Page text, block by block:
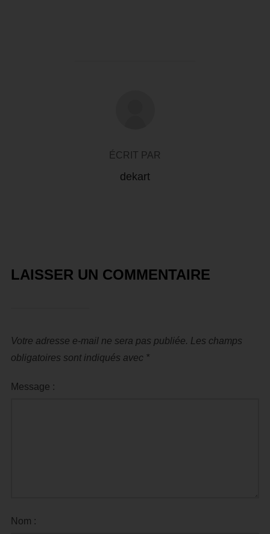
ÉCRIT PAR
dekart
LAISSER UN COMMENTAIRE
Votre adresse e-mail ne sera pas publiée. Les champs
obligatoires sont indiqués avec *
Message :
Nom :